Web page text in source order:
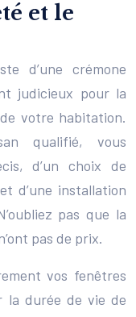
et le
d’une crémone
judicieux pour la
votre habitation.
qualifié, vous
d’un choix de
d’une installation
pas que la
pas de prix.
vos fenêtres
la durée de vie de